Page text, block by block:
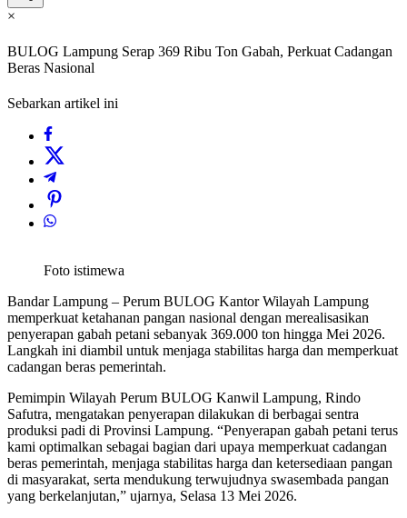
×
‎BULOG Lampung Serap 369 Ribu Ton Gabah, Perkuat Cadangan
Beras Nasional ‎
Sebarkan artikel ini
Foto istimewa
‎Bandar Lampung – Perum BULOG Kantor Wilayah Lampung
memperkuat ketahanan pangan nasional dengan merealisasikan
penyerapan gabah petani sebanyak 369.000 ton hingga Mei 2026.
Langkah ini diambil untuk menjaga stabilitas harga dan memperkuat
cadangan beras pemerintah.
‎Pemimpin Wilayah Perum BULOG Kanwil Lampung, Rindo
Safutra, mengatakan penyerapan dilakukan di berbagai sentra
produksi padi di Provinsi Lampung. “Penyerapan gabah petani terus
kami optimalkan sebagai bagian dari upaya memperkuat cadangan
beras pemerintah, menjaga stabilitas harga dan ketersediaan pangan
di masyarakat, serta mendukung terwujudnya swasembada pangan
yang berkelanjutan,” ujarnya, Selasa 13 Mei 2026.